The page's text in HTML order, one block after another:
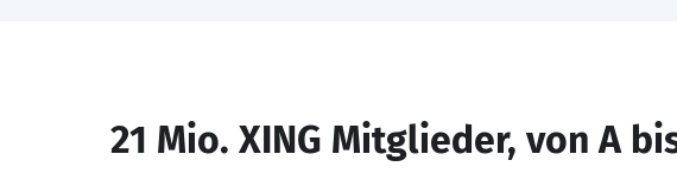
21 Mio. XING Mitglieder, von A